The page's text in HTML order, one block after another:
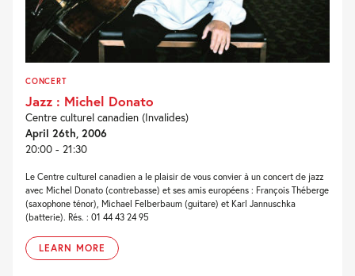
CONCERT
Jazz : Michel Donato
Centre culturel canadien (Invalides)
April 26th, 2006
20:00 - 21:30
Le Centre culturel canadien a le plaisir de vous convier à un concert de jazz
avec Michel Donato (contrebasse) et ses amis européens : François Théberge
(saxophone ténor), Michael Felberbaum (guitare) et Karl Jannuschka
(batterie). Rés. : 01 44 43 24 95
LEARN MORE